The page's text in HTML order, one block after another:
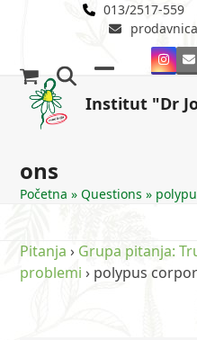
013/2517-559
Institut "Dr
mobile
mobile
ons
Početna »Questions »
Pitanja › Grupa pitanja:
problemi › polypus